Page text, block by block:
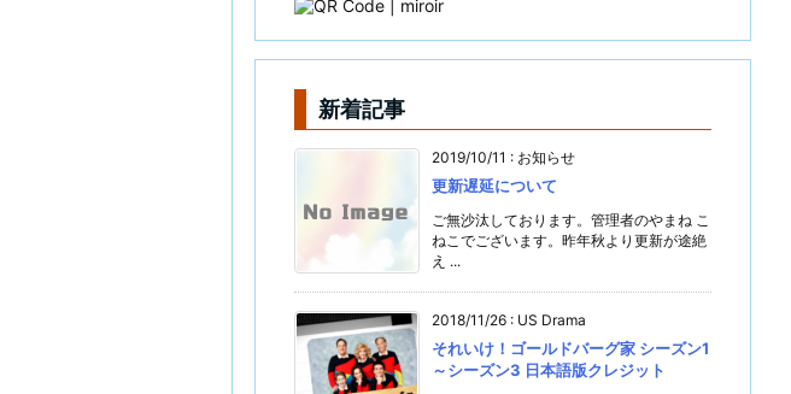
新着記事
2019/10/11 : お知らせ
更新遅延について
ご無沙汰しております。管理者のやまね こ
ねこでございます。昨年秋より更新が途絶
え ...
2018/11/26 : US Drama
それいけ！ゴールドバーグ家 シーズン1
～シーズン3 日本語版クレジット